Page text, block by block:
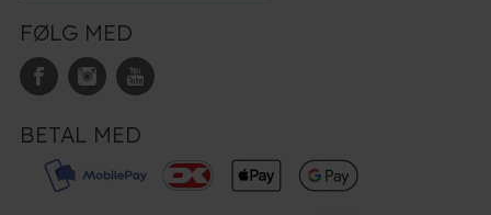
FØLG MED
BETAL MED